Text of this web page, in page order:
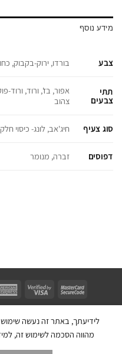
מידע נוסף
צבע בורדו, ירוק-בקבוק,
תתי
צבעים
אפור, בז', ורוד, ורוד-
צהוב
סוג צעיף חיג'אב, לונג- כיסוי
דפוסים זברה, מנומר
בניית אתר
מהווה הסכמה לשימוש זה,